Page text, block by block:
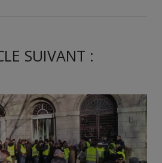
SUIVANT :